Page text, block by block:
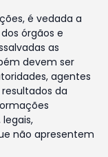
é vedada a
órgãos e
as
devem ser
agentes
da
não apresentem